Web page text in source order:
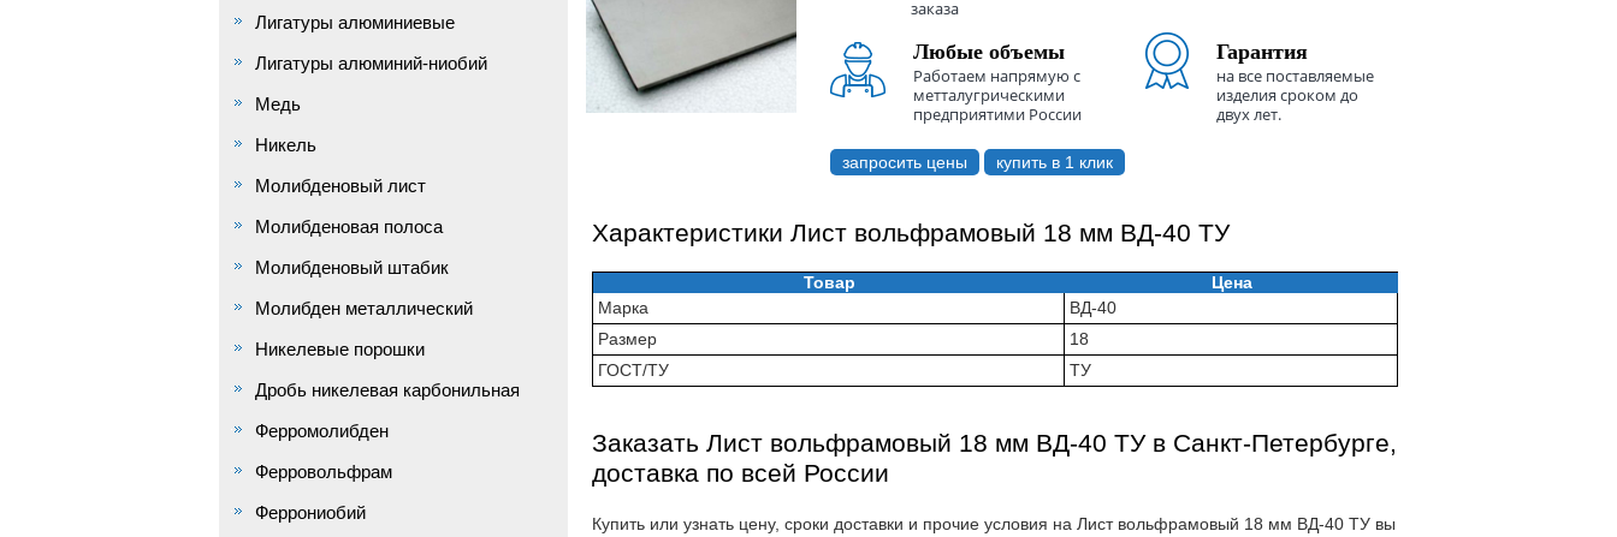
заказа
Любые объемы
Работаем напрямую с
метталугрическими
предприятими России
Гарантия
на все поставляемые
изделия сроком до
двух лет.
запросить цены купить в 1 клик
Характеристики Лист вольфрамовый 18 мм ВД-40 ТУ
Товар
Цена
Марка
ВД-40
Размер
18
ГОСТ/ТУ
ТУ
Заказать Лист вольфрамовый 18 мм ВД-40 ТУ в Санкт-Петербурге,
доставка по всей России
Купить или узнать цену, сроки доставки и прочие условия на Лист вольфрамовый 18 мм ВД-40 ТУ вы
Лигатуры алюминиевые
Лигатуры алюминий-ниобий
Медь
Никель
Молибденовый лист
Молибденовая полоса
Молибденовый штабик
Молибден металлический
Никелевые порошки
Дробь никелевая карбонильная
Ферромолибден
Ферровольфрам
Феррониобий